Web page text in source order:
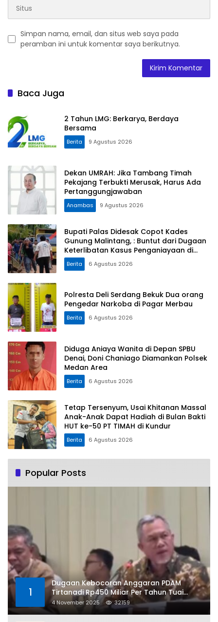
Simpan nama, email, dan situs web saya pada
peramban ini untuk komentar saya berikutnya.
Baca Juga
2 Tahun LMG: Berkarya, Berdaya
Bersama
Berita 9 Agustus 2026
Dekan UMRAH: Jika Tambang Timah
Pekajang Terbukti Merusak, Harus Ada
Pertanggungjawaban
Anambas 9 Agustus 2026
Bupati Palas Didesak Copot Kades
Gunung Malintang, : Buntut dari Dugaan
Keterlibatan Kasus Penganiayaan di
Dusun Balaka
Berita 6 Agustus 2026
Polresta Deli Serdang Bekuk Dua orang
Pengedar Narkoba di Pagar Merbau
Berita 6 Agustus 2026
Diduga Aniaya Wanita di Depan SPBU
Denai, Doni Chaniago Diamankan Polsek
Medan Area
Berita 6 Agustus 2026
Tetap Tersenyum, Usai Khitanan Massal
Anak-Anak Dapat Hadiah di Bulan Bakti
HUT ke-50 PT TIMAH di Kundur
Berita 6 Agustus 2026
Popular Posts
1
Dugaan Kebocoran Anggaran PDAM
Tirtanadi Rp450 Miliar Per Tahun Tuai
Kritikan
4 November 2025 32159